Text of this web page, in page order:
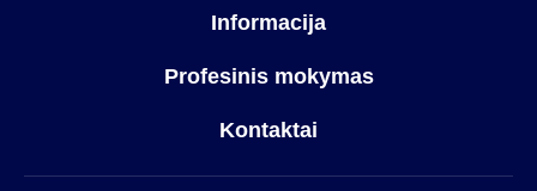
Informacija
Profesinis mokymas
Kontaktai